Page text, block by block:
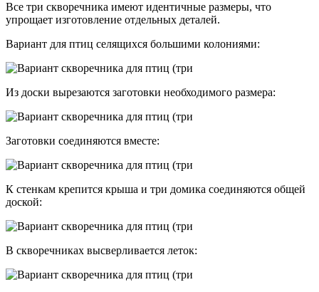
Все три скворечника имеют идентичные размеры, что
упрощает изготовление отдельных деталей.
Вариант для птиц селящихся большими колониями:
Из доски вырезаются заготовки необходимого размера:
Заготовки соединяются вместе:
К стенкам крепится крыша и три домика соединяются общей
доской:
В скворечниках высверливается леток: